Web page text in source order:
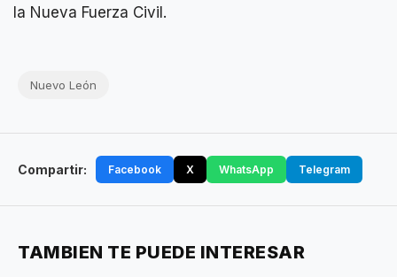
la Nueva Fuerza Civil.
Nuevo León
Compartir: Facebook X WhatsApp Telegram
TAMBIEN TE PUEDE INTERESAR